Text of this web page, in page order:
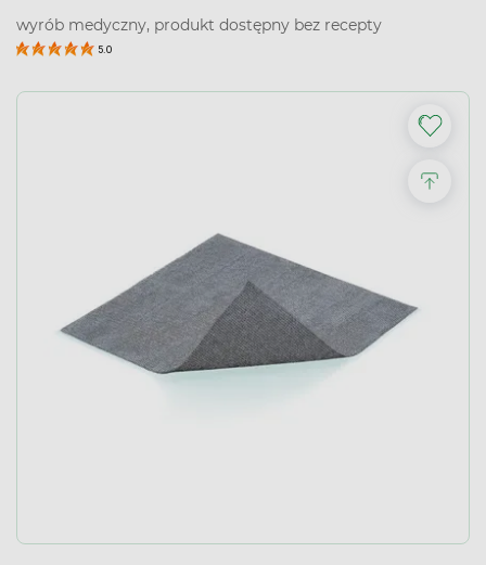
wyrób medyczny, produkt dostępny bez recepty
5.0